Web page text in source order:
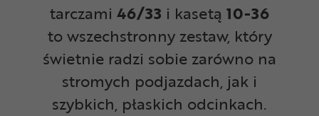
tarczami 46/33 i kasetą 10-36
to wszechstronny zestaw, który
świetnie radzi sobie zarówno na
stromych podjazdach, jak i
szybkich, płaskich odcinkach.